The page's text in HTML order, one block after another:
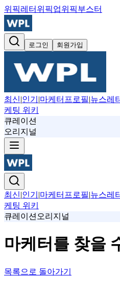
위픽레터 위픽업위픽부스터
로그인 회원가입
최신|인기 |마케터프로필|뉴스레
케팅 위키
큐레이션
오리지널
최신|인기 |마케터프로필|뉴스레
케팅 위키
큐레이션 오리지널
마케터를 찾을
목록으로 돌아가기